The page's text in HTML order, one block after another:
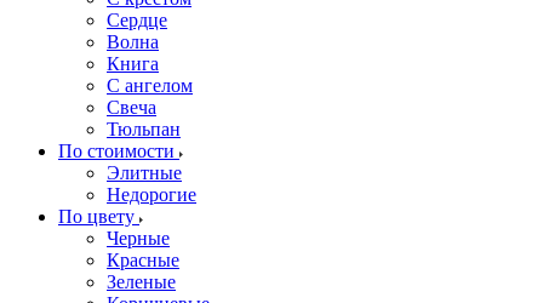
Сердце
Волна
Книга
С ангелом
Свеча
Тюльпан
По стоимости
Элитные
Недорогие
По цвету
Черные
Красные
Зеленые